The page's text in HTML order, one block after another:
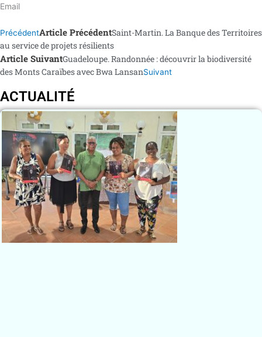
Email
PrécédentArticle PrécédentSaint-Martin. La Banque des Territoires
au service de projets résilients
Article SuivantGuadeloupe. Randonnée : découvrir la biodiversité
des Monts Caraïbes avec Bwa LansanSuivant
ACTUALITÉ